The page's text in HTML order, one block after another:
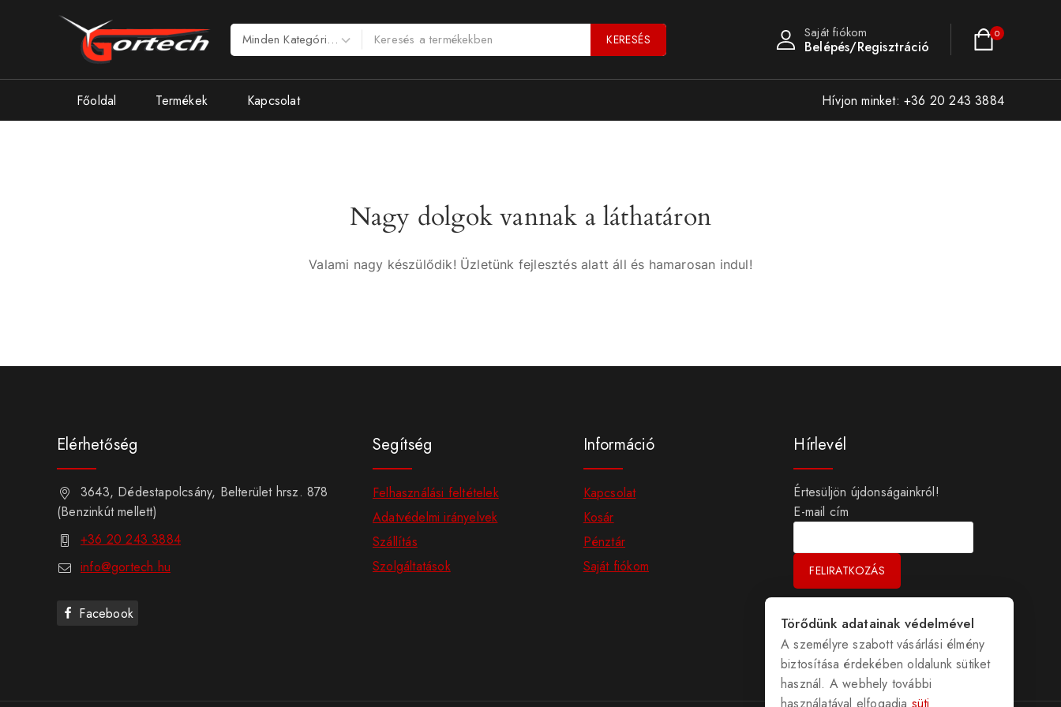
KERESÉS Saját fiókom
Belépés/Regisztráció
0
Főoldal Termékek Kapcsolat Hívjon minket: +36 20 243 3884
Nagy dolgok vannak a láthatáron
Valami nagy készülődik! Üzletünk fejlesztés alatt áll és hamarosan indul!
Elérhetőség
3643, Dédestapolcsány, Belterület hrsz. 878
(Benzinkút mellett)
+36 20 243 3884
info@gortech.hu
Facebook
Segítség
Felhasználási feltételek
Adatvédelmi irányelvek
Szállítás
Szolgáltatások
Információ
Kapcsolat
Kosár
Pénztár
Saját fiókom
Hírlevél
Értesüljön újdonságainkról!
E-mail cím
Törődünk adatainak védelmével
A személyre szabott vásárlási élmény
biztosítása érdekében oldalunk sütiket
használ. A webhely további